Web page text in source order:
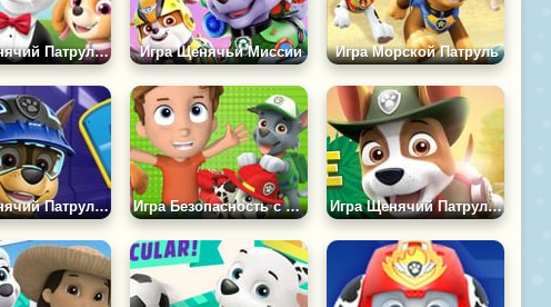
Игра Щенячий Патруль: Идеальная Фотография Игра Щенячьи Миссии Игра Морской Патруль
Игра Щенячий Патруль: Операция Гав Игра Безопасность с Щенячьим Патрулём Игра Щенячий Патруль: Джунгли